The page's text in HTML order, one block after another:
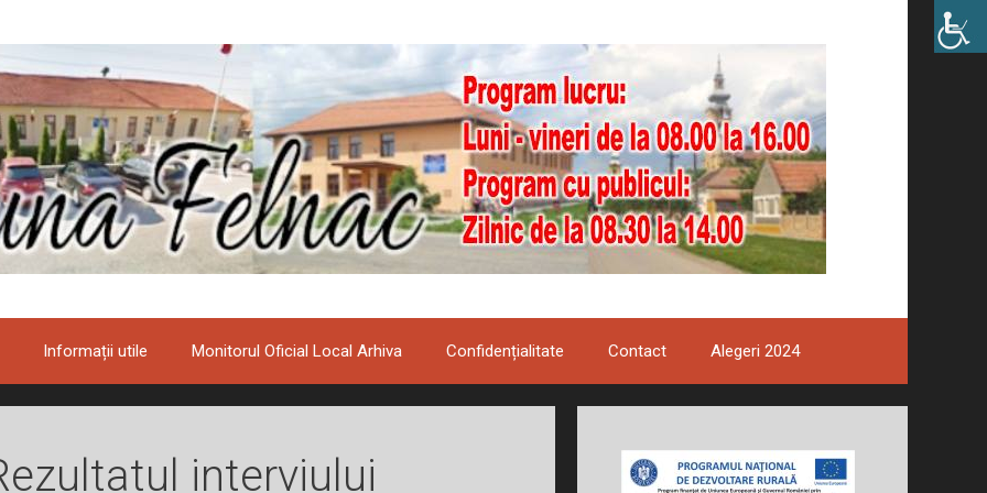
Informații utile Monitorul Oficial Local Arhiva Confidențialitate Contact Alegeri 2024
interviului